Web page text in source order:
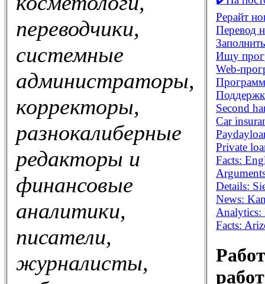
переводчики,
системные
администраторы,
корректоры,
разнокалиберные
редакторы и
финансовые
аналитики,
писатели,
журналисты,
Рерайт
Перевод
Ищу
Web-
Second
Car
Private
Facts:
Details:
News:
Analytics:
Facts: